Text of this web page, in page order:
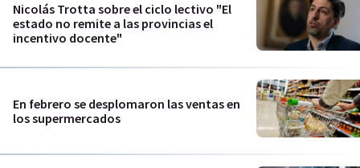
Nicolás Trotta sobre el ciclo lectivo "El
estado no remite a las provincias el
incentivo docente"
En febrero se desplomaron las ventas en
los supermercados